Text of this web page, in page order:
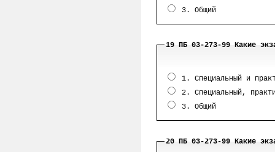
3. Общий
19 ПБ 03-273-99 Какие
1. Специальный и
2. Специальный,
3. Общий
20 ПБ 03-273-99 Какие